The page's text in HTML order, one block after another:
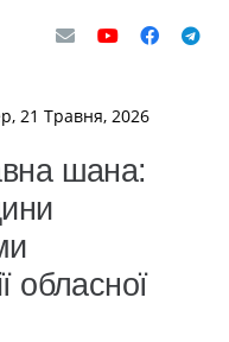
21 Травня, 2026
шана:
обласної